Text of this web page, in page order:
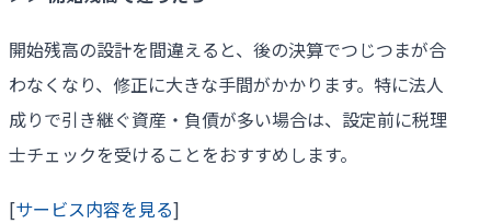
開始残高の設計を間違えると、後の決算でつじつまが合
わなくなり、修正に大きな手間がかかります。特に法人
成りで引き継ぐ資産・負債が多い場合は、設定前に税理
士チェックを受けることをおすすめします。
[サービス内容を見る]